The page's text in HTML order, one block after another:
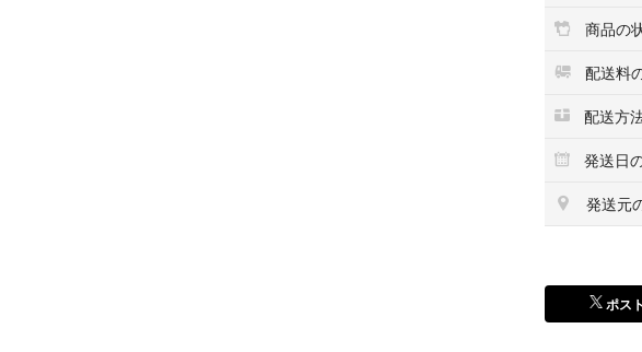
商品の
配送料
配送方
発送日
発送元
ポスト